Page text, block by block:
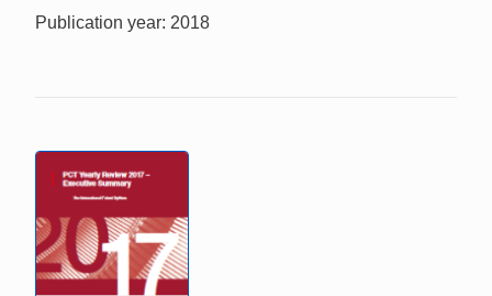
Publication year: 2018